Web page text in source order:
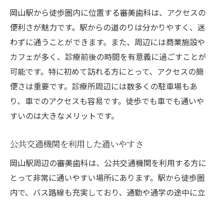
岡山駅から徒歩圏内に位置する審美歯科は、アクセスの
便利さが魅力です。駅からの道のりは分かりやすく、迷
わずに通うことができます。また、周辺には商業施設や
カフェが多く、診療前後の時間を有意義に過ごすことが
可能です。特に初めて訪れる方にとって、アクセスの簡
便さは重要です。診療所周辺には数多くの駐車場もあ
り、車でのアクセスも容易です。徒歩でも車でも通いや
すいのは大きなメリットです。
公共交通機関を利用した通いやすさ
岡山駅周辺の審美歯科は、公共交通機関を利用する方に
とって非常に通いやすい場所にあります。駅から徒歩圏
内で、バス路線も充実しており、通勤や通学の途中に立